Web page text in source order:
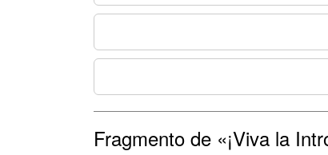
Fragmento de «¡Viva la